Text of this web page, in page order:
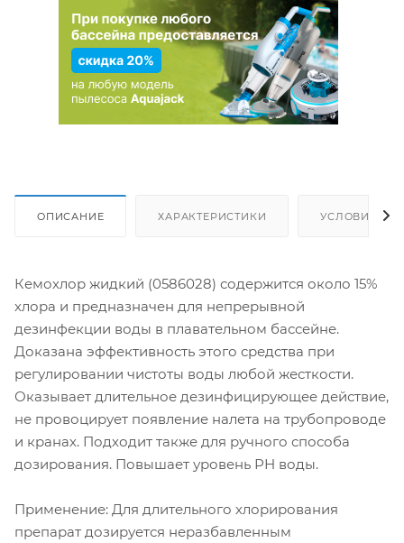
ОПИСАНИЕ ХАРАКТЕРИСТИКИ УСЛОВИЯ
Кемохлор жидкий (0586028) содержится около 15%
хлора и предназначен для непрерывной
дезинфекции воды в плавательном бассейне.
Доказана эффективность этого средства при
регулировании чистоты воды любой жесткости.
Оказывает длительное дезинфицирующее действие,
не провоцирует появление налета на трубопроводе
и кранах. Подходит также для ручного способа
дозирования. Повышает уровень РН воды.
Применение: Для длительного хлорирования
препарат дозируется неразбавленным